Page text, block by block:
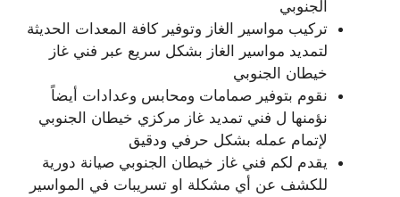
الجنوبي
تركيب مواسير الغاز وتوفير كافة المعدات الحديثة
لتمديد مواسير الغاز بشكل سريع عبر فني غاز
خيطان الجنوبي
نقوم بتوفير صمامات ومحابس وعدادات أيضاً
نؤمنها ل فني تمديد غاز مركزي خيطان الجنوبي
لإتمام عمله بشكل حرفي ودقيق
يقدم لكم فني غاز خيطان الجنوبي صيانة دورية
للكشف عن أي مشكلة او تسريبات في المواسير